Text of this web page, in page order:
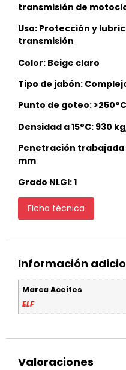
transmisión de
Uso: Protección y
transmisión
Color: Beige claro
Tipo de jabón:
Punto de goteo: >250°C
Densidad a 15°C: 930
Penetración trabajada
mm
Grado NLGI: 1
Ficha técnica
Información
Marca Aceites
ELF
Valoraciones